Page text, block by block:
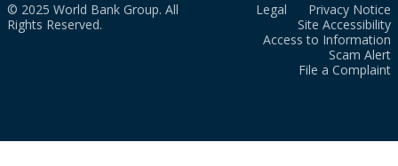
© 2025 World Bank Group. All
Rights Reserved.
Legal
Privacy Notice
Site Accessibility
Access to Information
Scam Alert
File a Complaint